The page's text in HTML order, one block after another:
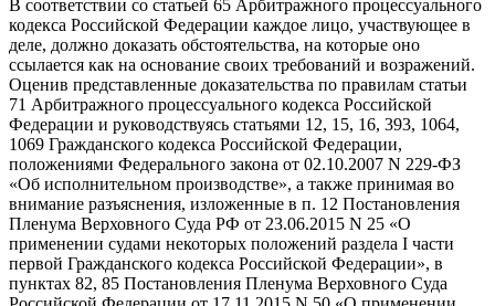
В соответствии со статьей 65 Арбитражного процессуального
кодекса Российской Федерации каждое лицо, участвующее в
деле, должно доказать обстоятельства, на которые оно
ссылается как на основание своих требований и возражений.
Оценив представленные доказательства по правилам статьи
71 Арбитражного процессуального кодекса Российской
Федерации и руководствуясь статьями 12, 15, 16, 393, 1064,
1069 Гражданского кодекса Российской Федерации,
положениями Федерального закона от 02.10.2007 N 229-ФЗ
«Об исполнительном производстве», а также принимая во
внимание разъяснения, изложенные в п. 12 Постановления
Пленума Верховного Суда РФ от 23.06.2015 N 25 «О
применении судами некоторых положений раздела I части
первой Гражданского кодекса Российской Федерации», в
пунктах 82, 85 Постановления Пленума Верховного Суда